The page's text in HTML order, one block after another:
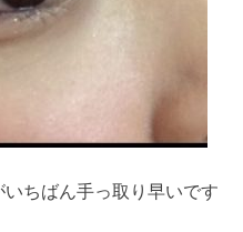
ちばん手っ取り早いです